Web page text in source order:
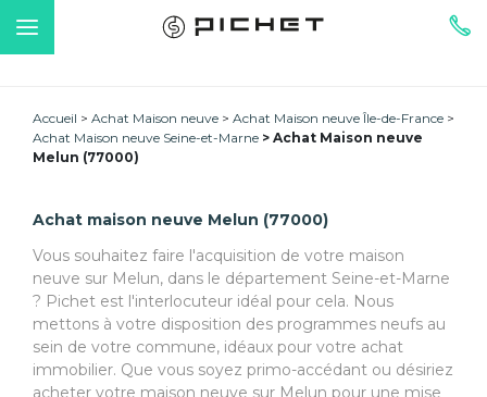
Accueil Achat Maison neuve
Achat Maison neuve Île-de-France
Achat Maison neuve Seine-et-Marne
Achat Maison neuve
Melun (77000)
Achat maison neuve Melun (77000)
Vous souhaitez faire l'acquisition de votre maison
neuve sur Melun, dans le département Seine-et-Marne
? Pichet est l'interlocuteur idéal pour cela. Nous
mettons à votre disposition des programmes neufs au
sein de votre commune, idéaux pour votre achat
immobilier. Que vous soyez primo-accédant ou désiriez
acheter votre maison neuve sur Melun pour une mise